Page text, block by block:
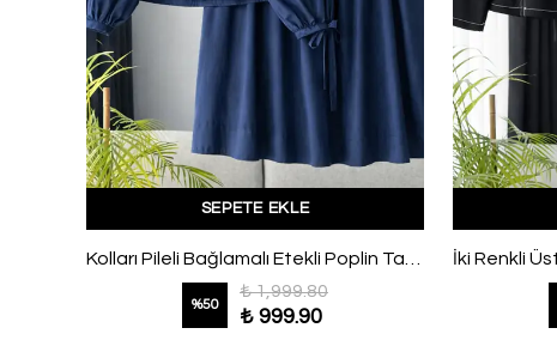
SEPETE EKLE
Kolları Pileli Bağlamalı Etekli Poplin Takım Lacivert
%50
₺ 1,999.80
₺ 999.90